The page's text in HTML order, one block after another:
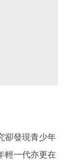
卻發現青少年
輕一代亦更在